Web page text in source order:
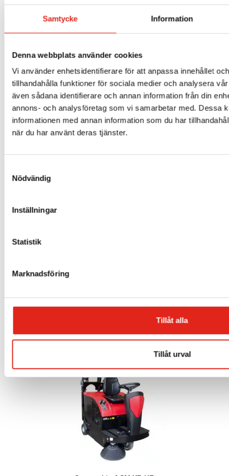
Samtycke Information
Denna webbplats använder cookies
Vi använder enhetsidentifierare för att anpassa innehållet
tillhandahålla funktioner för sociala medier och analysera
även sådana identifierare och annan information från din
annons- och analysföretag som vi samarbetar med. Dessa
informationen med annan information som du har
när du har använt deras tjänster.
Nödvändig
Inställningar
Statistik
Marknadsföring
Tillåt alla
Tillåt urval
Sopmaskin ACM 135B
Mer info »